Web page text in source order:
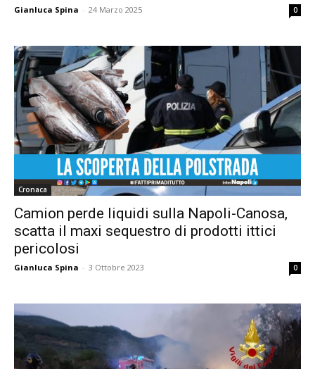
Gianluca Spina - 24 Marzo 2025 0
Cronaca
Camion perde liquidi sulla Napoli-Canosa,
scatta il maxi sequestro di prodotti ittici
pericolosi
Gianluca Spina - 3 Ottobre 2023 0